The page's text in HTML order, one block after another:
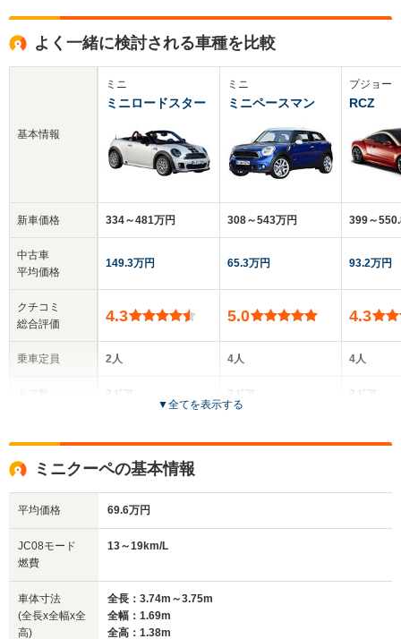
よく一緒に検討される車種を比較
基本情報
新車価格
中古車
平均価格
クチコミ
総合評価
乗車定員
サイズ
(全長x全幅x全高)
ミニ
ミニロードスター
334～481万円
149.3万円
4.3
2人
2ドア
全高
全長
-m
ミニ
ミニペースマン
308～543万円
65.3万円
5.0
4人
3ドア
全高
プジョー
RCZ
399～
93.2万円
4.3
4人
2ドア
全高
▼全てを表示する
ミニクーペの基本情報
平均価格 69.6万円
JC08モード
燃費
13～19km/L
車体寸法
(全長x全幅x全
高)
全長：3.74m～3.75m
全幅：1.69m
全高：1.38m